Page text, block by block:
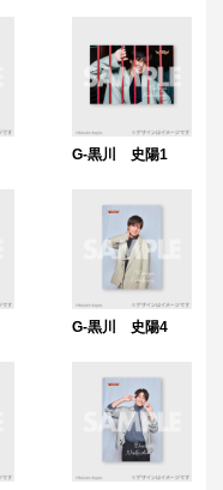
G-黒川 史陽1
G-黒川 史陽4